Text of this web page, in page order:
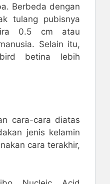
Berbeda dengan
tulang pubisnya
0.5 cm atau
Selain itu,
betina lebih
cara-cara diatas
jenis kelamin
cara terakhir,